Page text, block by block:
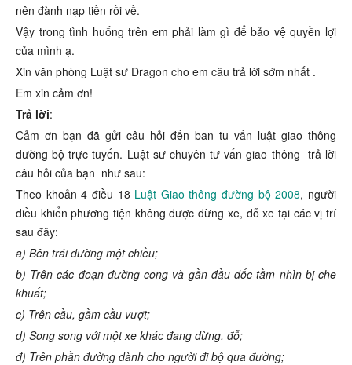
nên đành nạp tiền rồi về.
Vậy trong tình huống trên em phải làm gì để bảo vệ quyền lợi
của mình ạ.
Xin văn phòng Luật sư Dragon cho em câu trả lời sớm nhất .
Em xin cảm ơn!
Trả lời:
Cảm ơn bạn đã gửi câu hỏi đến ban tu vấn luật giao thông
đường bộ trực tuyến. Luật sư chuyên tư vấn giao thông trả lời
câu hỏi của bạn như sau:
Theo khoản 4 điều 18 Luật Giao thông đường bộ 2008, người
điều khiển phương tiện không được dừng xe, đỗ xe tại các vị trí
sau đây:
a) Bên trái đường một chiều;
b) Trên các đoạn đường cong và gần đầu dốc tầm nhìn bị che
khuất;
c) Trên cầu, gầm cầu vượt;
d) Song song với một xe khác đang dừng, đỗ;
đ) Trên phần đường dành cho người đi bộ qua đường;